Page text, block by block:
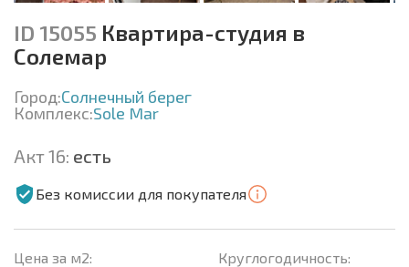
ID 15055 Квартира-студия в
Солемар
Город:Солнечный берег
Комплекс:Sole Mar
Акт 16: есть
Без комиссии для покупателя
Цена за м2:
Круглогодичность: